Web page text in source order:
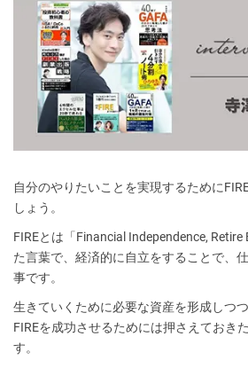
自分のやりたいことを実現するために
しょう。
FIREとは「Financial Independence,
た言葉で、経済的に自立をすることで、
事です。
生きていくために必要な資産を形成しつ
FIREを成功させるためには押さえておき
す。